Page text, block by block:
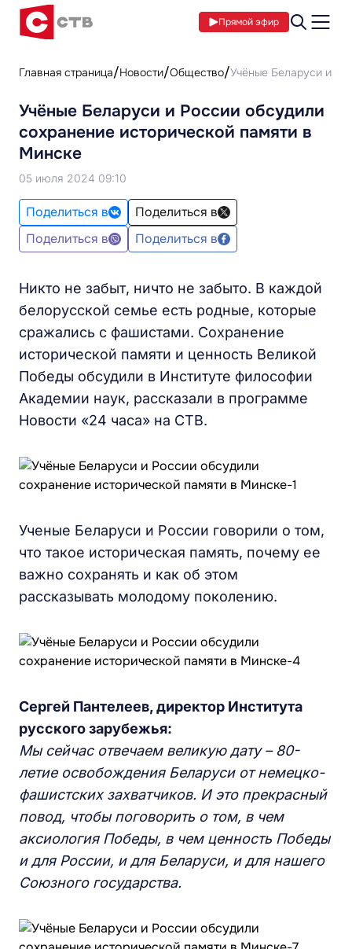
Прямой эфир
Главная страница Новости Общество Учёные Беларуси и
Учёные Беларуси и России обсудили
сохранение исторической памяти в
Минске
05 июля 2024 09:10
Поделиться в
Поделиться в
Поделиться в
Поделиться в
Никто не забыт, ничто не забыто. В каждой
белорусской семье есть родные, которые
сражались с фашистами. Сохранение
исторической памяти и ценность Великой
Победы обсудили в Институте философии
Академии наук, рассказали в программе
Новости «24 часа» на СТВ.
Ученые Беларуси и России говорили о том,
что такое историческая память, почему ее
важно сохранять и как об этом
рассказывать молодому поколению.
Сергей Пантелеев, директор Института
русского зарубежья:
Мы сейчас отвечаем великую дату – 80-
летие освобождения Беларуси от немецко-
фашистских захватчиков. И это прекрасный
повод, чтобы поговорить о том, в чем
аксиология Победы, в чем ценность Победы
и для России, и для Беларуси, и для нашего
Союзного государства.